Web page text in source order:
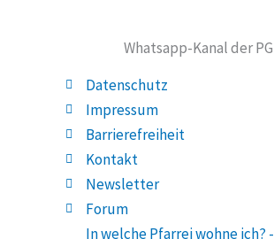
Datenschutz
Impressum
Barrierefreiheit
Kontakt
Newsletter
Forum
In welche Pfarrei wohne ich? -
Whatsapp-Kanal der PG